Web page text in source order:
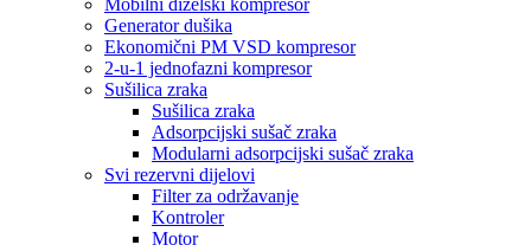
Mobilni dizelski kompresor
Generator dušika
Ekonomični PM VSD kompresor
2-u-1 jednofazni kompresor
Sušilica zraka
Sušilica zraka
Adsorpcijski sušač zraka
Modularni adsorpcijski sušač zraka
Svi rezervni dijelovi
Filter za održavanje
Kontroler
Motor